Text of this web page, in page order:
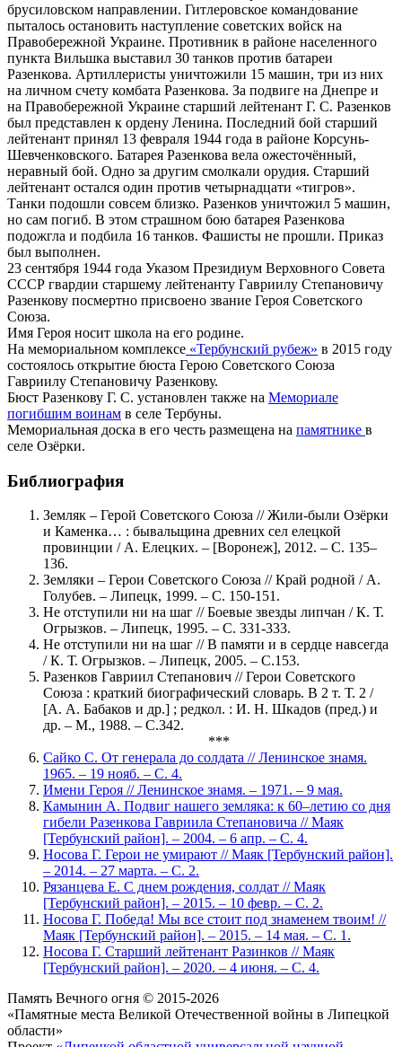
брусиловском направлении. Гитлеровское командование
пыталось остановить наступление советских войск на
Правобережной Украине. Противник в районе населенного
пункта Вильшка выставил 30 танков против батареи
Разенкова. Артиллеристы уничтожили 15 машин, три из них
на личном счету комбата Разенкова. За подвиге на Днепре и
на Правобережной Украине старший лейтенант Г. С. Разенков
был представлен к ордену Ленина. Последний бой старший
лейтенант принял 13 февраля 1944 года в районе Корсунь-
Шевченковского. Батарея Разенкова вела ожесточённый,
неравный бой. Одно за другим смолкали орудия. Старший
лейтенант остался один против четырнадцати «тигров».
Танки подошли совсем близко. Разенков уничтожил 5 машин,
но сам погиб. В этом страшном бою батарея Разенкова
подожгла и подбила 16 танков. Фашисты не прошли. Приказ
был выполнен.
23 сентября 1944 года Указом Президиум Верховного Совета
СССР гвардии старшему лейтенанту Гавриилу Степановичу
Разенкову посмертно присвоено звание Героя Советского
Союза.
Имя Героя носит школа на его родине.
На мемориальном комплексе «Тербунский рубеж» в 2015 году
состоялось открытие бюста Герою Советского Союза
Гавриилу Степановичу Разенкову.
Бюст Разенкову Г. С. установлен также на Мемориале
погибшим воинам в селе Тербуны.
Мемориальная доска в его честь размещена на памятнике в
селе Озёрки.
Библиография
Земляк – Герой Советского Союза // Жили-были Озёрки
и Каменка… : бывальщина древних сел елецкой
провинции / А. Елецких. – [Воронеж], 2012. – С. 135–
136.
Земляки – Герои Советского Союза // Край родной / А.
Голубев. – Липецк, 1999. – С. 150-151.
Не отступили ни на шаг // Боевые звезды липчан / К. Т.
Огрызков. – Липецк, 1995. – С. 331-333.
Не отступили ни на шаг // В памяти и в сердце навсегда
/ К. Т. Огрызков. – Липецк, 2005. – С.153.
Разенков Гавриил Степанович // Герои Советского
Союза : краткий биографический словарь. В 2 т. Т. 2 /
[А. А. Бабаков и др.] ; редкол. : И. Н. Шкадов (пред.) и
др. – М., 1988. – С.342.
***
Сайко С. От генерала до солдата // Ленинское знамя.
1965. – 19 нояб. – С. 4.
Имени Героя // Ленинское знамя. – 1971. – 9 мая.
Камынин А. Подвиг нашего земляка: к 60–летию со дня
гибели Разенкова Гавриила Степановича // Маяк
[Тербунский район]. – 2004. – 6 апр. – С. 4.
Носова Г. Герои не умирают // Маяк [Тербунский район].
– 2014. – 27 марта. – С. 2.
Рязанцева Е. С днем рождения, солдат // Маяк
[Тербунский район]. – 2015. – 10 февр. – С. 2.
Носова Г. Победа! Мы все стоит под знаменем твоим! //
Маяк [Тербунский район]. – 2015. – 14 мая. – С. 1.
Носова Г. Старший лейтенант Разинков // Маяк
[Тербунский район]. – 2020. – 4 июня. – С. 4.
Память Вечного огня © 2015-2026
«Памятные места Великой Отечественной войны в Липецкой
области»